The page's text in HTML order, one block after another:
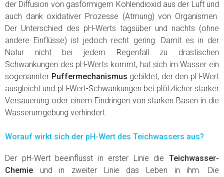
der Diffusion von gasförmigem Kohlendioxid aus der Luft und
auch dank oxidativer Prozesse (Atmung) von Organismen.
Der Unterschied des pH-Werts tagsüber und nachts (ohne
andere Einflüsse) ist jedoch recht gering. Damit es in der
Natur nicht bei jedem Regenfall zu drastischen
Schwankungen des pH-Werts kommt, hat sich im Wasser ein
sogenannter Puffermechanismus gebildet, der den pH-Wert
ausgleicht und pH-Wert-Schwankungen bei plötzlicher starker
Versauerung oder einem Eindringen von starken Basen in die
Wasserumgebung verhindert.
Worauf wirkt sich der pH-Wert des Teichwassers aus?
Der pH-Wert beeinflusst in erster Linie die Teichwasser-
Chemie und in zweiter Linie das Leben in ihm. Die